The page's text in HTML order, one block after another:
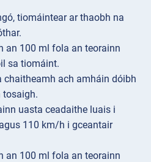
tiomáintear ar thaobh na
an 100 ml fola an teorainn
sa tiomáint.
chaitheamh ach amháin dóibh
tosaigh.
uasta ceadaithe luais i
110 km/h i gceantair
an 100 ml fola an teorainn